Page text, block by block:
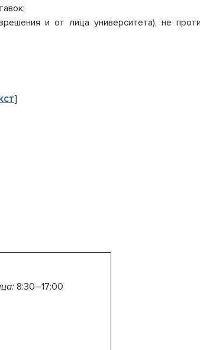
и от лица университета), не
]
8:30–17:00